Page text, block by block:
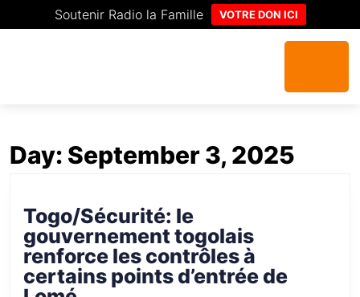
Soutenir Radio la Famille VOTRE DON ICI
Day: September 3, 2025
Togo/Sécurité: le
gouvernement togolais
renforce les contrôles à
certains points d’entrée de